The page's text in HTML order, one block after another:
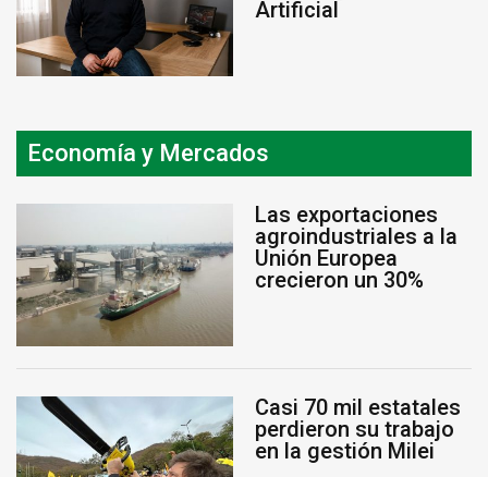
Artificial
Economía y Mercados
Las exportaciones
agroindustriales a la
Unión Europea
crecieron un 30%
Casi 70 mil estatales
perdieron su trabajo
en la gestión Milei